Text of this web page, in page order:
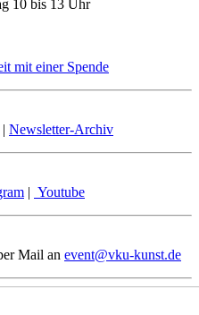
10 bis 13 Uhr
mit einer Spende
| Newsletter-Archiv
| Youtube
Mail an event@vku-kunst.de